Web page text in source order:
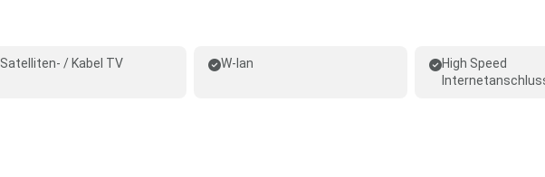
Satelliten- / Kabel TV W-lan
High Speed